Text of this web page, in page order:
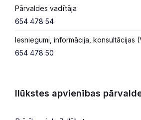
Pārvaldes vadītāja
654 478 54
Iesniegumi, informācija, konsultācijas
654 478 50
Ilūkstes apvienības